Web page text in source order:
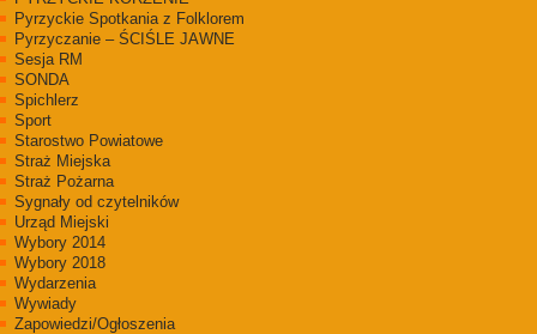
Pyrzyckie Spotkania z Folklorem
Pyrzyczanie – ŚCIŚLE JAWNE
Sesja RM
SONDA
Spichlerz
Sport
Starostwo Powiatowe
Straż Miejska
Straż Pożarna
Sygnały od czytelników
Urząd Miejski
Wybory 2014
Wybory 2018
Wydarzenia
Wywiady
Zapowiedzi/Ogłoszenia